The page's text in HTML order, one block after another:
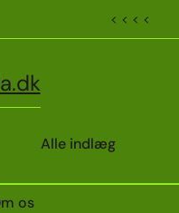
< < < <
Alle indlæg
os